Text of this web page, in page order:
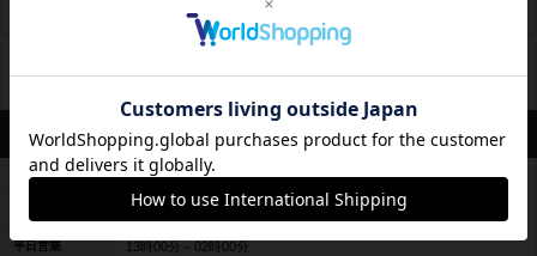
営業情報
平均予算 平均2000円前後
2時間1000円、最大13時間2000円～休日最大13時間3000円
平日営業 13時00分～02時00分